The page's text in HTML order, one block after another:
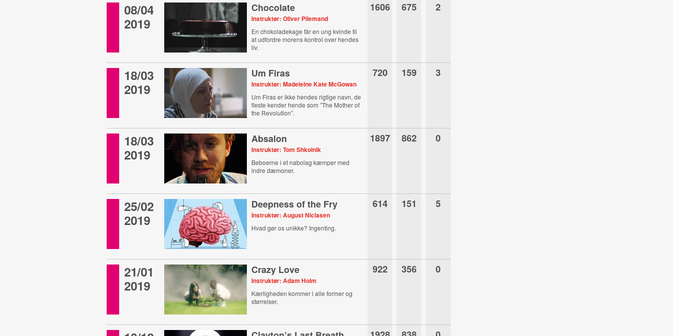
08/04
2019
Chocolate
Instruktør: Oliver Pilemand
En chokoladekage får en ung kvinde til
at udfordre morens kontrol over hendes
liv.
1606 675 2
18/03
2019
Um Firas
Instruktør: Madeleine Kate McGowan
Um Firas er ikke hendes rigtige navn, de
fleste kender hende som ”The Mother of
the Revolution”.
720 159 3
18/03
2019
Absalon
Instruktør: Tom Shkolnik
Beboerne i et nabolag kæmper med
indre dæmoner.
1897 862 0
25/02
2019
Deepness of the Fry
Instruktør: August Niclasen
Hvad gør os unikke? Ingenting.
614 151 5
21/01
2019
Crazy Love
Instruktør: Adam Holm
Kærligheden kommer i alle former og
størrelser.
922 356 0